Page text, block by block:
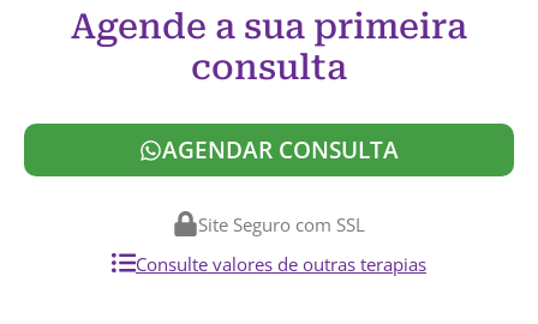
Agende a sua primeira
consulta
AGENDAR CONSULTA
Site Seguro com SSL
Consulte valores de outras terapias